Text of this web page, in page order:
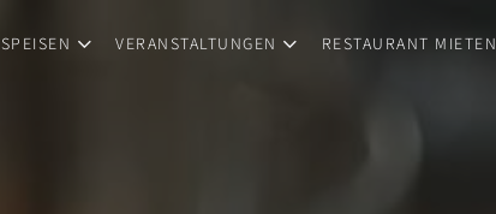
VERANSTALTUNGEN RESTAURANT MIETEN